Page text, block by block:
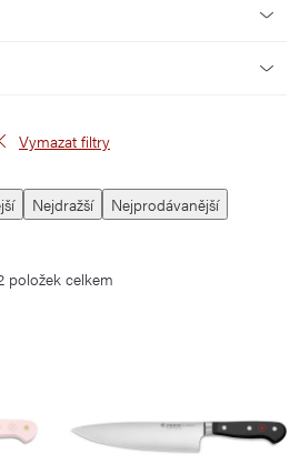
Vymazat filtry
Nejdražší
Nejprodávanější
položek celkem